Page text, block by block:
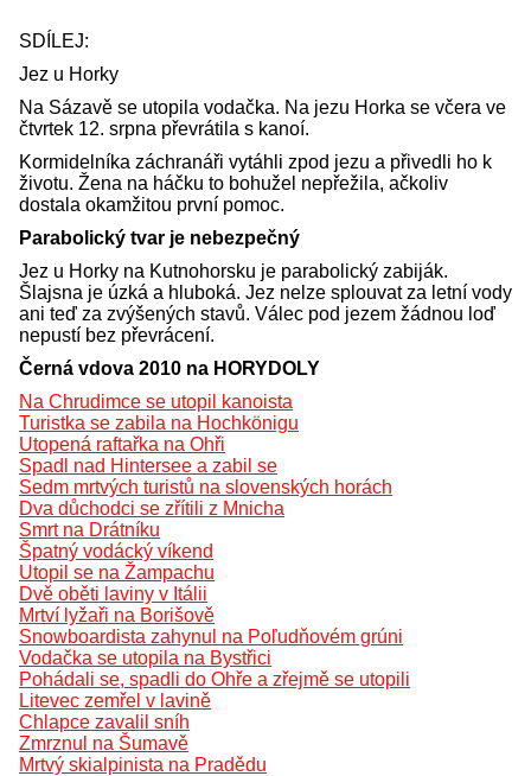
SDÍLEJ:
Jez u Horky
Na Sázavě se utopila vodačka. Na jezu Horka se včera ve
čtvrtek 12. srpna převrátila s kanoí.
Kormidelníka záchranáři vytáhli zpod jezu a přivedli ho k
životu. Žena na háčku to bohužel nepřežila, ačkoliv
dostala okamžitou první pomoc.
Parabolický tvar je nebezpečný
Jez u Horky na Kutnohorsku je parabolický zabiják.
Šlajsna je úzká a hluboká. Jez nelze splouvat za letní vody
ani teď za zvýšených stavů. Válec pod jezem žádnou loď
nepustí bez převrácení.
Černá vdova 2010 na HORYDOLY
Na Chrudimce se utopil kanoista
Turistka se zabila na Hochkönigu
Utopená raftařka na Ohři
Spadl nad Hintersee a zabil se
Sedm mrtvých turistů na slovenských horách
Dva důchodci se zřítili z Mnicha
Smrt na Drátníku
Špatný vodácký víkend
Utopil se na Žampachu
Dvě oběti laviny v Itálii
Mrtví lyžaři na Borišově
Snowboardista zahynul na Poľudňovém grúni
Vodačka se utopila na Bystřici
Pohádali se, spadli do Ohře a zřejmě se utopili
Litevec zemřel v lavině
Chlapce zavalil sníh
Zmrznul na Šumavě
Mrtvý skialpinista na Pradědu